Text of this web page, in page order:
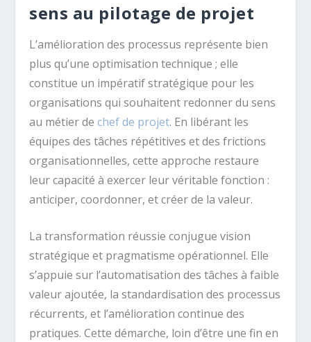
sens au pilotage de projet
L’amélioration des processus représente bien
plus qu’une optimisation technique ; elle
constitue un impératif stratégique pour les
organisations qui souhaitent redonner du sens
au métier dechef de projet. En libérant les
équipes des tâches répétitives et des frictions
organisationnelles, cette approche restaure
leur capacité à exercer leur véritable fonction :
anticiper, coordonner, et créer de la valeur.
La transformation réussie conjugue vision
stratégique et pragmatisme opérationnel. Elle
s’appuie sur l’automatisation des tâches à faible
valeur ajoutée, la standardisation des processus
récurrents, et l’amélioration continue des
pratiques. Cette démarche, loin d’être une fin en